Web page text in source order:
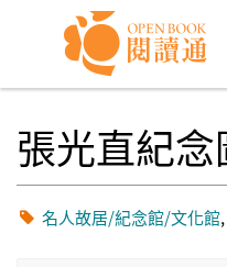
Skip to navigation
移至主內容
張光直紀
名人故居/紀念館/文化館